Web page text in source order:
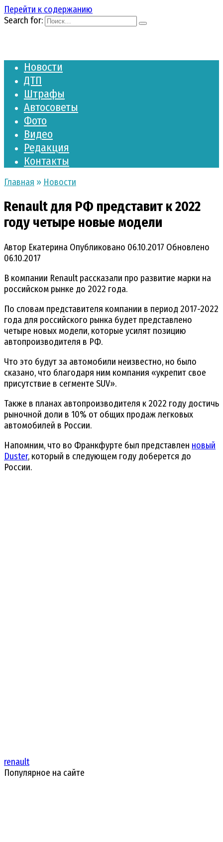
Перейти к содержанию
Search for:
Новости
ДТП
Штрафы
Автосоветы
Фото
Видео
Редакция
Контакты
Главная » Новости
Renault для РФ представит к 2022
году четыре новые модели
Автор Екатерина Опубликовано 06.10.2017 Обновлено
06.10.2017
В компании Renault рассказали про развитие марки на
российском рынке до 2022 года.
По словам представителя компании в период 2017-2022
года для российского рынка будет представлено
четыре новых модели, которые усилят позицию
автопроизводителя в РФ.
Что это будут за автомобили неизвестно, но было
сказано, что благодаря ним компания «укрепит свое
присутствие в сегменте SUV».
Также в планах автопроизводителя к 2022 году достичь
рыночной доли в 10% от общих продаж легковых
автомобилей в России.
Напомним, что во Франкфурте был представлен новый
Duster, который в следующем году доберется до
России.
renault
Популярное на сайте